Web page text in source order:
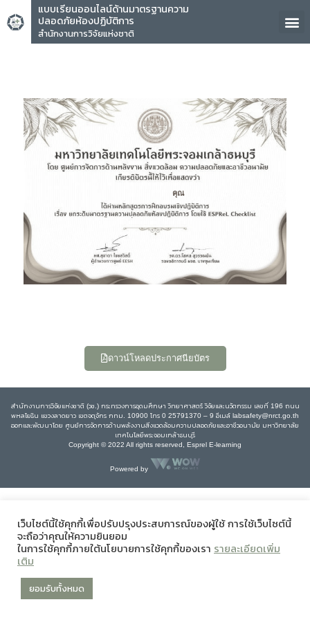
แบบเรียนออนไลน์ด้านมาตรฐานความ
ปลอดภัยห้องปฏิบัติการ
สำนักงานการวิจัยแห่งชาติ
คุณ
ดาวน์โหลดประกาศนียบัตร
สำนักงานการวิจัยแห่งชาติ (วช.) กระทรวงการอุดมศึกษา วิทยาศาสตร์ วิจัยและนวัตกรรม เลขที่ 196 ถนน
พหลโยธิน แขวงลาดยาว เขตจตุจักร กทม. 10900 โทร 0 25791370 – 9 อีเมล์ labsafety@nrct.go.th
ออกและพัฒนาโดย ศูนย์การจัดการด้านพลังงานสิ่งแวดล้อมความปลอดภัยและอาชีวอนามัย มหาวิทยาลัย
เทคโนโลยีพระจอมเกล้าธนบุรี
Copyright © 2022 All rights reserved, Esprel E-learning
Powered by
เว็บไซต์นี้ใช้คุกกี้เพื่อปรับปรุงประสบการณ์ของผู้ใช้ การใช้เว็บไซต์นี้
จะถือว่าคุณให้ความยินยอม
ในการใช้คุกกี้ภายใต้นโยบายการใช้คุกกี้ของเรา รายละเอียดเพิ่ม
เติม
ยอมรับทั้งหมด